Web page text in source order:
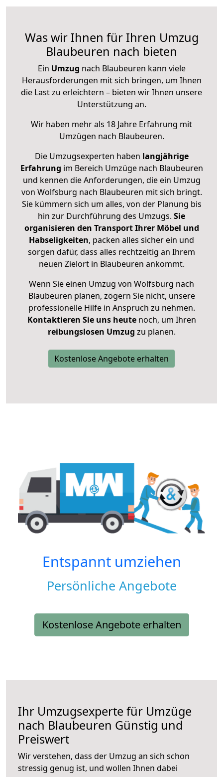
Was wir Ihnen für Ihren Umzug
Blaubeuren nach bieten
Ein Umzug nach Blaubeuren kann viele
Herausforderungen mit sich bringen, um Ihnen
die Last zu erleichtern – bieten wir Ihnen unsere
Unterstützung an.
Wir haben mehr als 18 Jahre Erfahrung mit
Umzügen nach Blaubeuren.
Die Umzugsexperten haben langjährige
Erfahrung im Bereich Umzüge nach Blaubeuren
und kennen die Anforderungen, die ein Umzug
von Wolfsburg nach Blaubeuren mit sich bringt.
Sie kümmern sich um alles, von der Planung bis
hin zur Durchführung des Umzugs. Sie
organisieren den Transport Ihrer Möbel und
Habseligkeiten, packen alles sicher ein und
sorgen dafür, dass alles rechtzeitig an Ihrem
neuen Zielort in Blaubeuren ankommt.
Wenn Sie einen Umzug von Wolfsburg nach
Blaubeuren planen, zögern Sie nicht, unsere
professionelle Hilfe in Anspruch zu nehmen.
Kontaktieren Sie uns heutenoch, um Ihren
reibungslosen Umzug zu planen.
Kostenlose Angebote erhalten
Entspannt umziehen
Persönliche Angebote
Kostenlose Angebote erhalten
Ihr Umzugsexperte für Umzüge
nach Blaubeuren Günstig und
Preiswert
Wir verstehen, dass der Umzug an sich schon
stressig genug ist, und wollen Ihnen dabei